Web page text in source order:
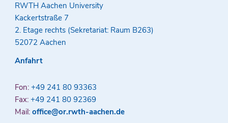
RWTH Aachen University
Kackertstraße 7
2. Etage rechts (Sekretariat: Raum B263)
52072 Aachen
Anfahrt
Fon: +49 241 80 93363
Fax: +49 241 80 92369
Mail: office@or.rwth-aachen.de